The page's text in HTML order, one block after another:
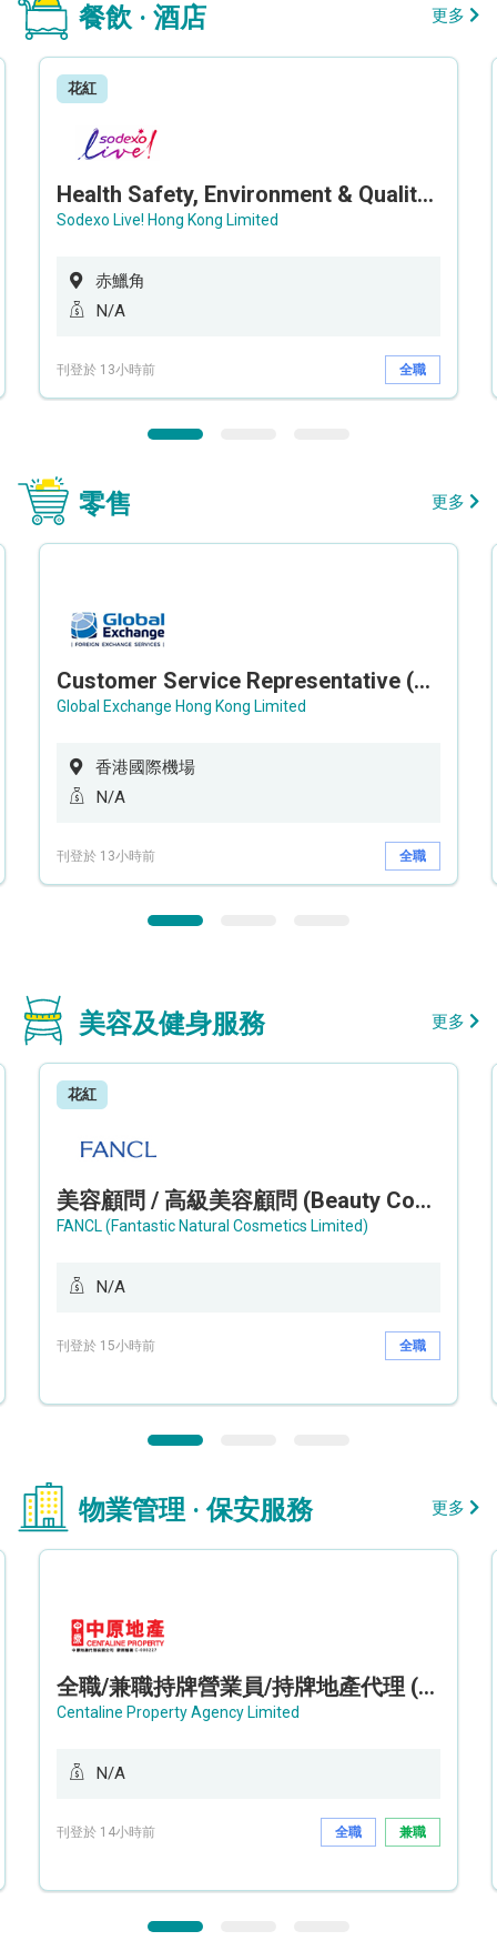
餐飲 · 酒店 更多
花紅
Health Safety, Environment & Quality Assurance Officer (Maternity cover – 5 months contract)
Sodexo Live! Hong Kong Limited
赤鱲角
N/A
刊登於 13小時前 全職
零售 更多
Customer Service Representative (Airport)
Global Exchange Hong Kong Limited
香港國際機場
N/A
刊登於 13小時前 全職
美容及健身服務 更多
花紅
美容顧問 / 高級美容顧問 (Beauty Consultant / Senior Beauty Consultant)
FANCL (Fantastic Natural Cosmetics Limited)
N/A
刊登於 15小時前 全職
物業管理 · 保安服務 更多
全職/兼職持牌營業員/持牌地產代理 (長沙灣/將軍澳/油塘)
Centaline Property Agency Limited
N/A
刊登於 14小時前 全職 兼職